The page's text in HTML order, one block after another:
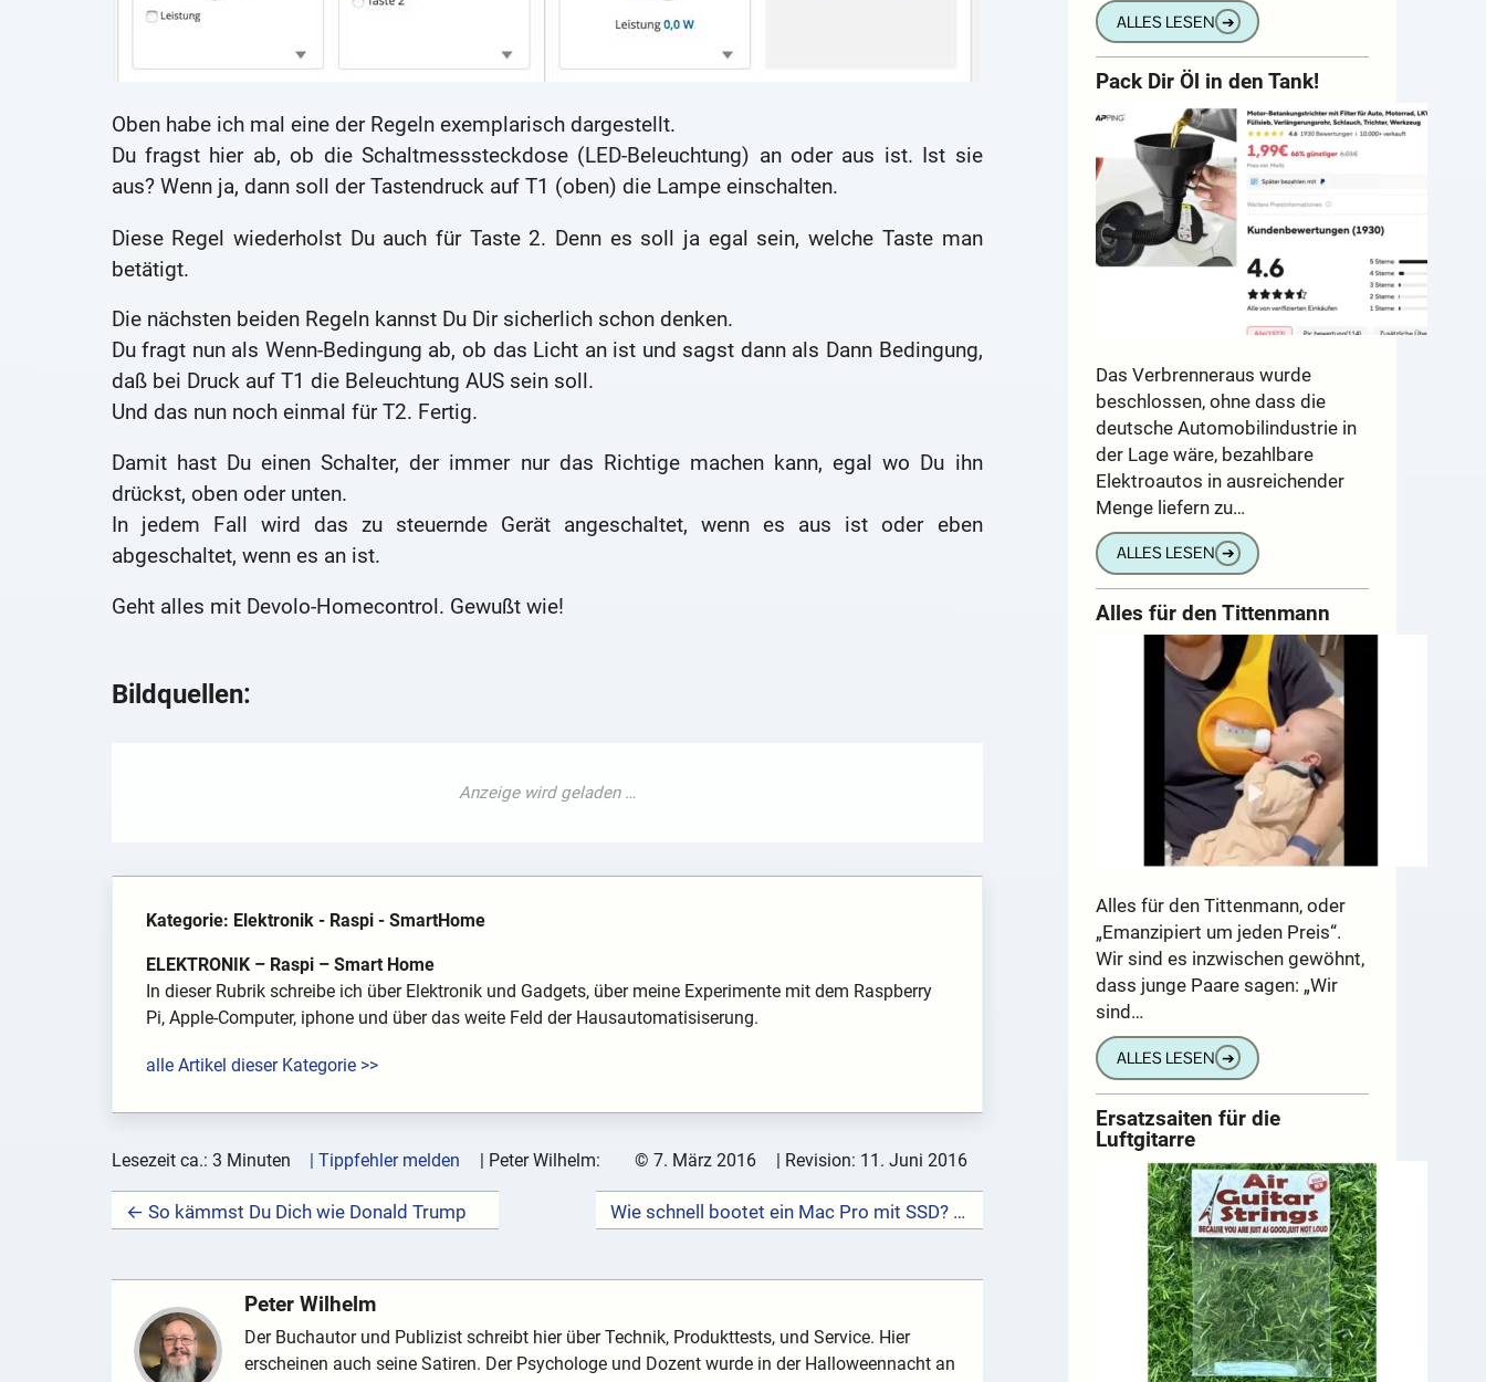
Oben habe ich mal eine der Regeln exemplarisch dargestellt.
Du fragst hier ab, ob die Schaltmesssteckdose (LED-Beleuchtung) an oder aus ist. Ist sie
aus? Wenn ja, dann soll der Tastendruck auf T1 (oben) die Lampe einschalten.
Diese Regel wiederholst Du auch für Taste 2. Denn es soll ja egal sein, welche Taste man
betätigt.
Die nächsten beiden Regeln kannst Du Dir sicherlich schon denken.
Du fragt nun als Wenn-Bedingung ab, ob das Licht an ist und sagst dann als Dann Bedingung,
daß bei Druck auf T1 die Beleuchtung AUS sein soll.
Und das nun noch einmal für T2. Fertig.
Damit hast Du einen Schalter, der immer nur das Richtige machen kann, egal wo Du ihn
drückst, oben oder unten.
In jedem Fall wird das zu steuernde Gerät angeschaltet, wenn es aus ist oder eben
abgeschaltet, wenn es an ist.
Geht alles mit Devolo-Homecontrol. Gewußt wie!
Bildquellen:
Kategorie: Elektronik - Raspi - SmartHome
ELEKTRONIK – Raspi – Smart Home
In dieser Rubrik schreibe ich über Elektronik und Gadgets, über meine Experimente mit dem Raspberry
Pi, Apple-Computer, iphone und über das weite Feld der Hausautomatisiserung.
alle Artikel dieser Kategorie >>
Lesezeit ca.: 3 Minuten | Tippfehler melden | Peter Wilhelm: © 7. März 2016 | Revision: 11. Juni 2016
← So kämmst Du Dich wie Donald Trump Wie schnell bootet ein Mac Pro mit SSD? →
Peter Wilhelm
Der Buchautor und Publizist schreibt hier über Technik, Produkttests, und Service. Hier
erscheinen auch seine Satiren. Der Psychologe und Dozent wurde in der Halloweennacht an
ALLES LESEN ➔
Pack Dir Öl in den Tank!
Das Verbrenneraus wurde
beschlossen, ohne dass die
deutsche Automobilindustrie in
der Lage wäre, bezahlbare
Elektroautos in ausreichender
Menge liefern zu…
ALLES LESEN ➔
Alles für den Tittenmann
Alles für den Tittenmann, oder
„Emanzipiert um jeden Preis“.
Wir sind es inzwischen gewöhnt,
dass junge Paare sagen: „Wir
sind…
ALLES LESEN ➔
Ersatzsaiten für die
Luftgitarre